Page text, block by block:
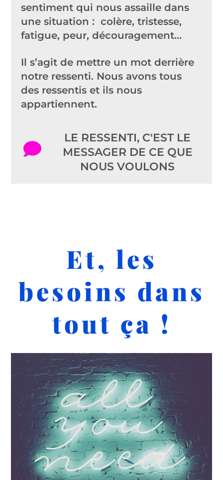
sentiment qui nous assaille dans
une situation : colère, tristesse,
fatigue, peur, découragement…
Il s’agit de mettre un mot derrière
notre ressenti. Nous avons tous
des ressentis et ils nous
appartiennent.
LE RESSENTI, C'EST LE
MESSAGER DE CE QUE
NOUS VOULONS
Et, les
besoins dans
tout ça !